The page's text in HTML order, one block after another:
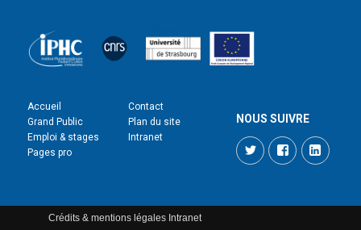
Accueil
Grand Public
Emploi & stages
Pages pro
Contact
Plan du site
Intranet
NOUS SUIVRE
TwitterFacebook
Crédits & mentions légales Intranet